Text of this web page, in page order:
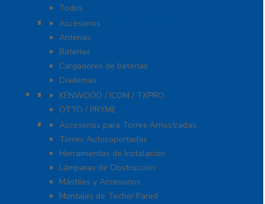
Todos
Accesorios para KENWOOD
Accesorios
Antenas
Baterías
Cargadores de baterías
Diademas
Refacciones
KENWOOD / ICOM / TXPRO
OTTO / PRYME
Torres y Mástiles
Accesorios para Torres Arriostradas
Torres Autosoportadas
Herramientas de Instalación
Lámparas de Obstrucción
Mástiles y Accesorios
Montajes de Techo/ Pared